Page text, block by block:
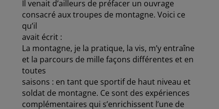
Il venait d’ailleurs de préfacer un ouvrage
consacré aux troupes de montagne. Voici ce
qu’il
avait écrit :
La montagne, je la pratique, la vis, m’y entraîne
et la parcours de mille façons différentes et en
toutes
saisons : en tant que sportif de haut niveau et
soldat de montagne. Ce sont des expériences
complémentaires qui s’enrichissent l’une de